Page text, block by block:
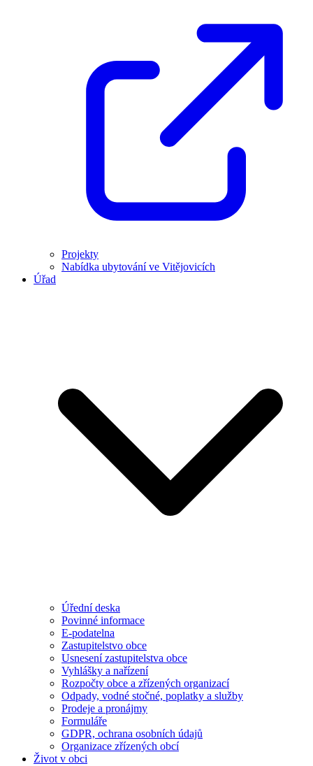
Projekty
Nabídka ubytování ve Vitějovicích
Úřad
Úřední deska
Povinné informace
E-podatelna
Zastupitelstvo obce
Usnesení zastupitelstva obce
Vyhlášky a nařízení
Rozpočty obce a zřízených organizací
Odpady, vodné stočné, poplatky a služby
Prodeje a pronájmy
Formuláře
GDPR, ochrana osobních údajů
Organizace zřízených obcí
Život v obci